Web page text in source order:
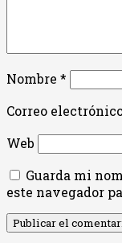
Nombre *
Correo
Web
Guarda mi
este navegador